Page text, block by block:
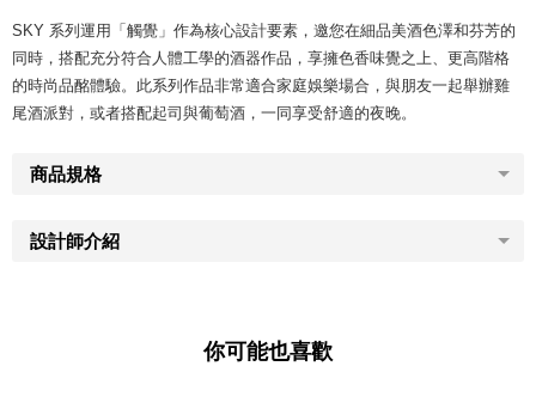
SKY 系列運用「觸覺」作為核心設計要素，邀您在細品美酒色澤和芬芳的
同時，搭配充分符合人體工學的酒器作品，享擁色香味覺之上、更高階格
的時尚品酩體驗。此系列作品非常適合家庭娛樂場合，與朋友一起舉辦雞
尾酒派對，或者搭配起司與葡萄酒，一同享受舒適的夜晚。
商品規格
設計師介紹
你可能也喜歡